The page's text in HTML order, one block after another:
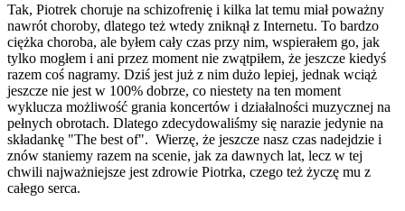
Tak, Piotrek choruje na schizofrenię i kilka lat temu miał poważny
nawrót choroby, dlatego też wtedy zniknął z Internetu. To bardzo
ciężka choroba, ale byłem cały czas przy nim, wspierałem go, jak
tylko mogłem i ani przez moment nie zwątpiłem, że jeszcze kiedyś
razem coś nagramy. Dziś jest już z nim dużo lepiej, jednak wciąż
jeszcze nie jest w 100% dobrze, co niestety na ten moment
wyklucza możliwość grania koncertów i działalności muzycznej na
pełnych obrotach. Dlatego zdecydowaliśmy się narazie jedynie na
składankę "The best of". Wierzę, że jeszcze nasz czas nadejdzie i
znów staniemy razem na scenie, jak za dawnych lat, lecz w tej
chwili najważniejsze jest zdrowie Piotrka, czego też życzę mu z
całego serca.